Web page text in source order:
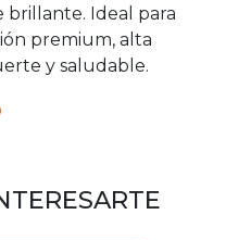
brillante. Ideal para
premium, alta
y saludable.